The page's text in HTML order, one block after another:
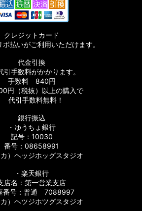
クレジットカード
払いがご利用いただけます。
代金引換
引手数料がかかります。
手数料 840円
円（税抜）以上の購入で
代引手数料無料！
銀行振込
・ゆうちょ銀行
記号：10030
番号：08658991
）ヘッジホッグスタジオ
・楽天銀行
店名：第一営業支店
番号：普通 7088997
）ヘツジホツグスタジオ